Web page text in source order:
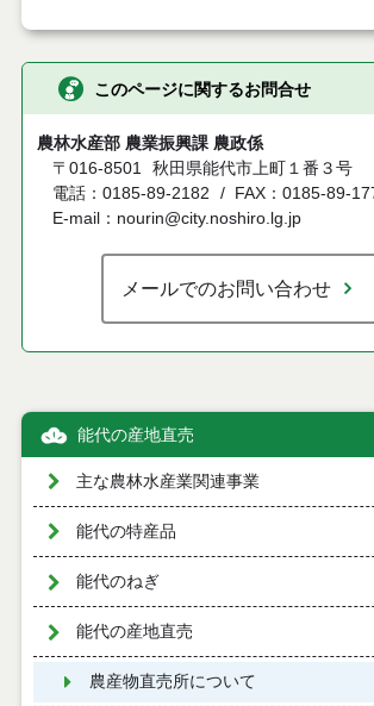
このページに関するお問合せ
農林水産部 農業振興課 農政係
〒016-8501 秋田県能代市上町１番３号
電話：0185-89-2182
FAX：0185-89-
E-mail：nourin@city.noshiro.lg.jp
メールでのお問い合わせ
能代の産地直売
主な農林水産業関連事業
能代の特産品
能代のねぎ
能代の産地直売
農産物直売所について